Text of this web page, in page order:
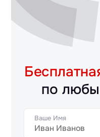
по
Ваше Имя